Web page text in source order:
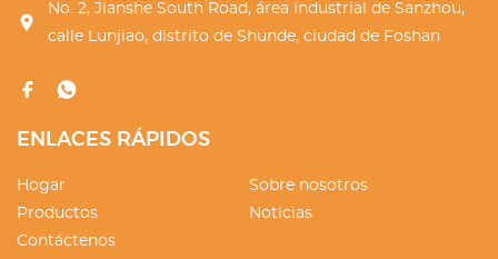
No. 2, Jianshe South Road, área industrial de Sanzhou,
calle Lunjiao, distrito de Shunde, ciudad de Foshan
ENLACES RÁPIDOS
Hogar
Sobre nosotros
Productos
Noticias
Contáctenos